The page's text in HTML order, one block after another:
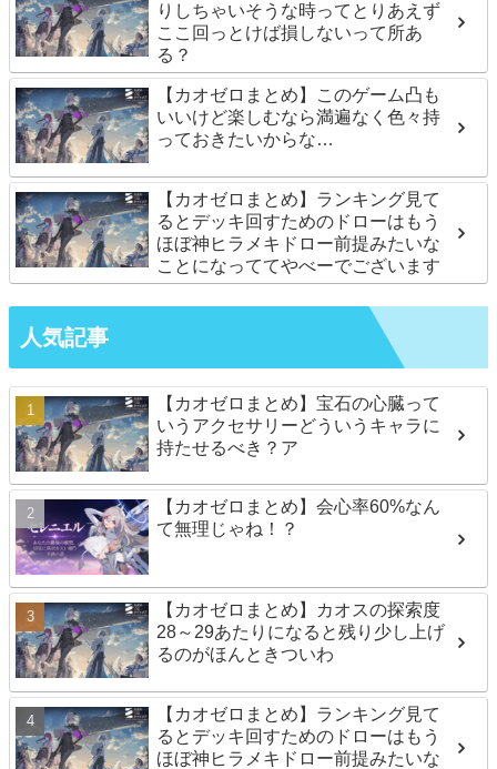
りしちゃいそうな時ってとりあえず
ここ回っとけば損しないって所あ
る？
【カオゼロまとめ】このゲーム凸も
いいけど楽しむなら満遍なく色々持
っておきたいからな…
【カオゼロまとめ】ランキング見て
るとデッキ回すためのドローはもう
ほぼ神ヒラメキドロー前提みたいな
ことになっててやべーでございます
人気記事
【カオゼロまとめ】宝石の心臓って
いうアクセサリーどういうキャラに
持たせるべき？ア
【カオゼロまとめ】会心率60%なん
て無理じゃね！？
【カオゼロまとめ】カオスの探索度
28～29あたりになると残り少し上げ
るのがほんときついわ
【カオゼロまとめ】ランキング見て
るとデッキ回すためのドローはもう
ほぼ神ヒラメキドロー前提みたいな